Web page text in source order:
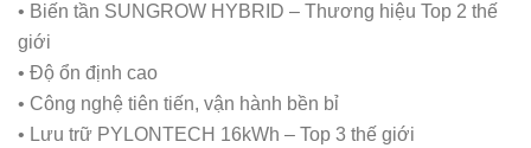
• Biến tần SUNGROW HYBRID – Thương hiệu Top 2 thế
giới
• Độ ổn định cao
• Công nghệ tiên tiến, vận hành bền bỉ
• Lưu trữ PYLONTECH 16kWh – Top 3 thế giới